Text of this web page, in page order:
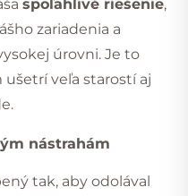
spoľahlivé riešenie,
zariadenia a
úrovni. Je to
veľa starostí aj
nástrahám
tak, aby odolával